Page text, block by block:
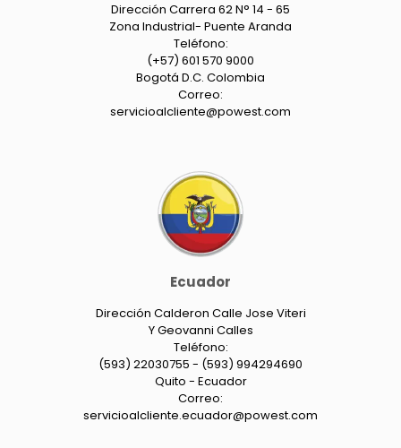
Dirección Carrera 62 N° 14 - 65
Zona Industrial- Puente Aranda
Teléfono:
(+57) 601 570 9000
Bogotá D.C. Colombia
Correo:
servicioalcliente@powest.com
Ecuador
Dirección Calderon Calle Jose Viteri
Y Geovanni Calles
Teléfono:
(593) 22030755 - (593) 994294690
Quito - Ecuador
Correo:
servicioalcliente.ecuador@powest.com